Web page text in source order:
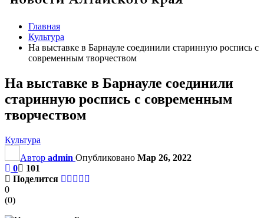
Главная
Культура
На выставке в Барнауле соединили старинную роспись с
современным творчеством
На выставке в Барнауле соединили
старинную роспись с современным
творчеством
Культура
Автор admin Опубликовано Мар 26, 2022
0
101
Поделится
0
(0)